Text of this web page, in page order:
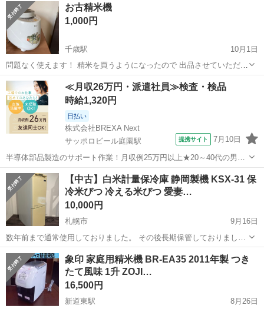
お古精米機
1,000円
千歳駅
10月1日
問題なく使えます！ 精米を買うようになったので 出品させていただき
ました!
北海道 千歳市 千歳駅 キッチン家電
≪月収26万円・派遣社員≫検査・検品
時給1,320円
日払い
株式会社BREXA Next
サッポロビール庭園駅
提携サイト 7月10日
半導体部品製造のサポート作業！月収例25万円以上★20～40代の男女
活躍中！座り作業！空調完備なので1年中快適作業◎マイカー通勤OK
＆無料駐車場あり★作業着無償貸与◎《北海道恵庭市》 人気の工場の
お仕事 ◇半導体部品製造作...
北海道 恵庭市 サッポロビール庭園駅 その他
【中古】白米計量保冷庫 静岡製機 KSX-31 保
冷米びつ 冷える米びつ 愛妻…
10,000円
札幌市
9月16日
数年前まで通常使用しておりました。 その後長期保管しておりまし
た。 ※当方専門的な知識が無い為、細かいパーツ、部品等の破損、劣
化に対しては保証致しかねます。 予めご了承下さい。 年代物の為現状
品として出品致します...
北海道 札幌市 キッチン家電 米びつ
象印 家庭用精米機 BR-EA35 2011年製 つき
たて風味 1升 ZOJI…
16,500円
新道東駅
8月26日